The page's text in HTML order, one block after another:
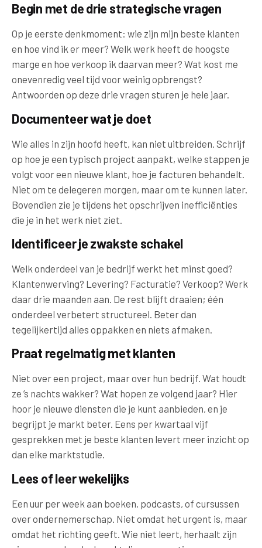
Begin met de drie strategische vragen
Op je eerste denkmoment: wie zijn mijn beste klanten
en hoe vind ik er meer? Welk werk heeft de hoogste
marge en hoe verkoop ik daarvan meer? Wat kost me
onevenredig veel tijd voor weinig opbrengst?
Antwoorden op deze drie vragen sturen je hele jaar.
Documenteer wat je doet
Wie alles in zijn hoofd heeft, kan niet uitbreiden. Schrijf
op hoe je een typisch project aanpakt, welke stappen je
volgt voor een nieuwe klant, hoe je facturen behandelt.
Niet om te delegeren morgen, maar om te kunnen later.
Bovendien zie je tijdens het opschrijven inefficiënties
die je in het werk niet ziet.
Identificeer je zwakste schakel
Welk onderdeel van je bedrijf werkt het minst goed?
Klantenwerving? Levering? Facturatie? Verkoop? Werk
daar drie maanden aan. De rest blijft draaien; één
onderdeel verbetert structureel. Beter dan
tegelijkertijd alles oppakken en niets afmaken.
Praat regelmatig met klanten
Niet over een project, maar over hun bedrijf. Wat houdt
ze ’s nachts wakker? Wat hopen ze volgend jaar? Hier
hoor je nieuwe diensten die je kunt aanbieden, en je
begrijpt je markt beter. Eens per kwartaal vijf
gesprekken met je beste klanten levert meer inzicht op
dan elke marktstudie.
Lees of leer wekelijks
Een uur per week aan boeken, podcasts, of cursussen
over ondernemerschap. Niet omdat het urgent is, maar
omdat het richting geeft. Wie niet leert, herhaalt zijn